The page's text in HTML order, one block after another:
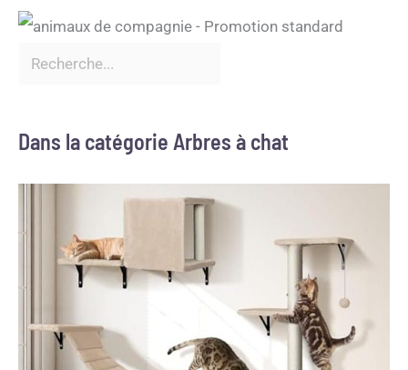
Dans la catégorie Arbres à chat